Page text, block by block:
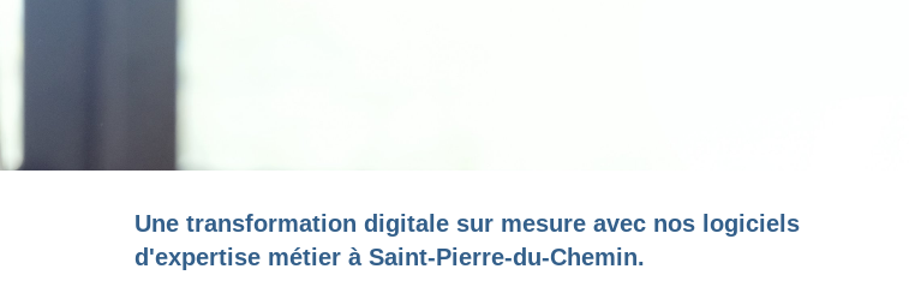
Une transformation digitale sur mesure avec nos logiciels
d'expertise métier à Saint-Pierre-du-Chemin.